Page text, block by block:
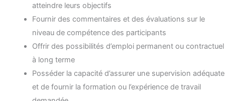
atteindre leurs objectifs
Fournir des commentaires et des évaluations sur le
niveau de compétence des participants
Offrir des possibilités d’emploi permanent ou contractuel
à long terme
Posséder la capacité d’assurer une supervision adéquate
et de fournir la formation ou l’expérience de travail